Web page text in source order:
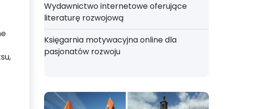
Wydawnictwo internetowe oferujące
literaturę rozwojową
Księgarnia motywacyjna online dla
pasjonatów rozwoju